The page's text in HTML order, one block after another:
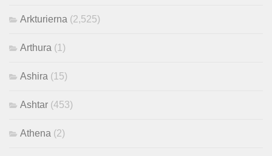
Arkturierna (2,525)
Arthura (1)
Ashira (15)
Ashtar (453)
Athena (2)